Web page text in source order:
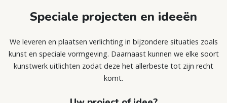
Speciale projecten en ideeën
We leveren en plaatsen verlichting in bijzondere situaties zoals
kunst en speciale vormgeving. Daarnaast kunnen we elke soort
kunstwerk uitlichten zodat deze het allerbeste tot zijn recht
komt.